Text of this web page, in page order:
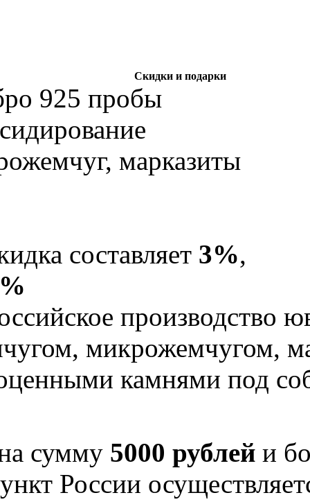
Скидки и подарки
925 пробы
марказиты
составляет 3%,
производство
микрожемчугом,
камнями под
сумму 5000 рублей и
России